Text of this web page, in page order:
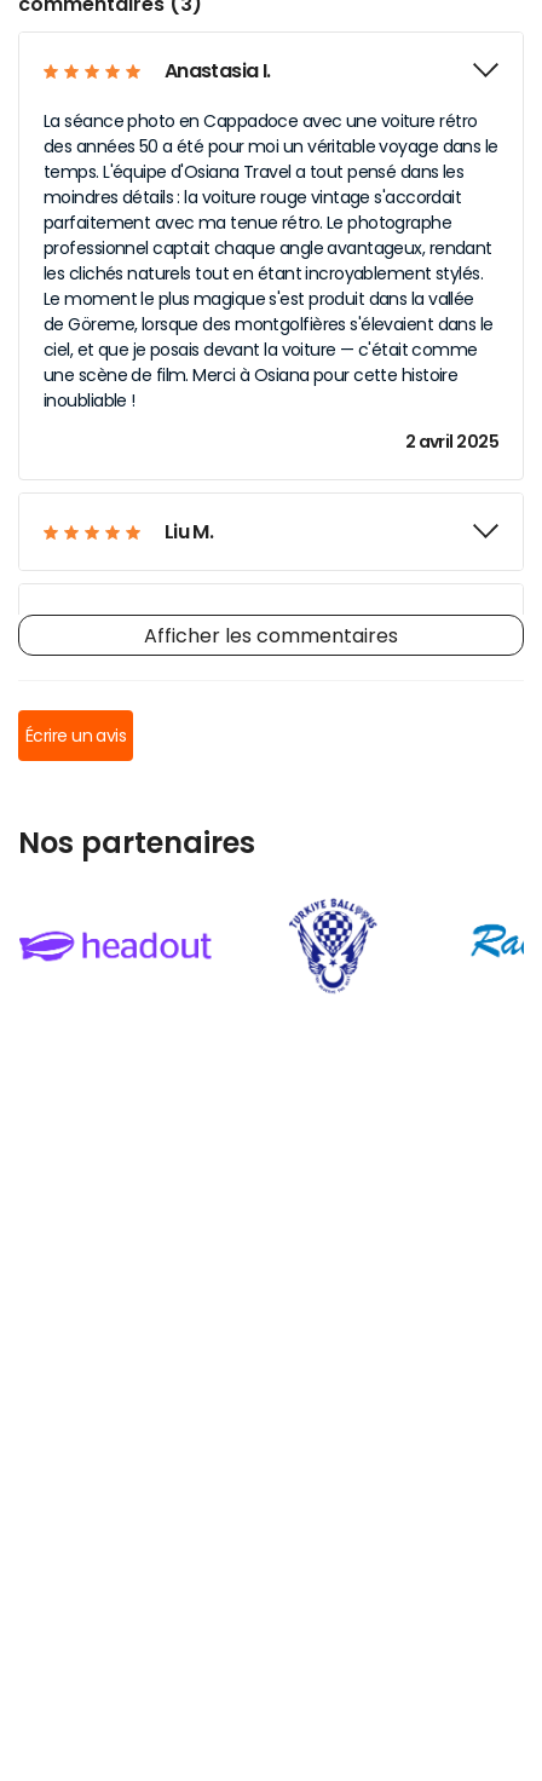
Anastasia I.
La séance photo en Cappadoce avec une voiture rétro
des années 50 a été pour moi un véritable voyage dans le
temps. L'équipe d'Osiana Travel a tout pensé dans les
moindres détails : la voiture rouge vintage s'accordait
parfaitement avec ma tenue rétro. Le photographe
professionnel captait chaque angle avantageux, rendant
les clichés naturels tout en étant incroyablement stylés.
Le moment le plus magique s'est produit dans la vallée
de Göreme, lorsque des montgolfières s'élevaient dans le
ciel, et que je posais devant la voiture — c'était comme
une scène de film. Merci à Osiana pour cette histoire
inoubliable !
2 avril 2025
Liu M.
Zeynep K.
Afficher les commentaires
Écrire un avis
Nos partenaires